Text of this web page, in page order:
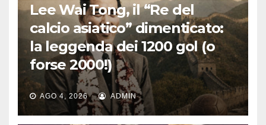
Lee Wai Tong, il “Re del
calcio asiatico” dimenticato:
la leggenda dei 1200 gol (o
forse 2000!)
AGO 4, 2026 ADMIN
CALCIO INTERNAZIONALE